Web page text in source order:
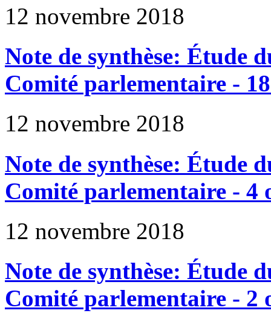
12 novembre 2018
Note de synthèse: Étude
Comité parlementaire -
12 novembre 2018
Note de synthèse: Étude
Comité parlementaire - 4
12 novembre 2018
Note de synthèse: Étude
Comité parlementaire - 2